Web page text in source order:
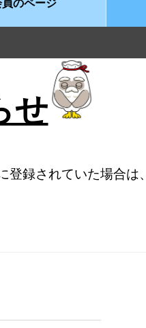
員のページ
せ
録されていた場合は、